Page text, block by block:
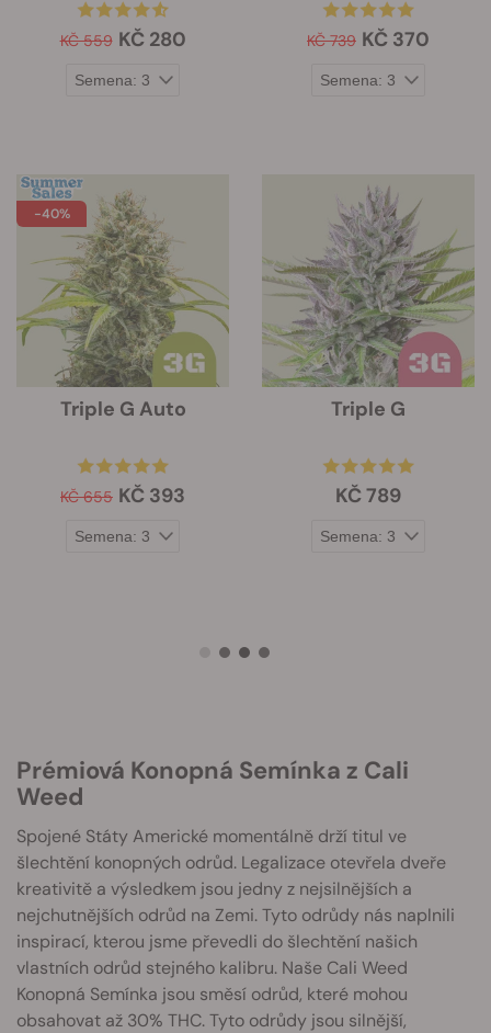
KČ 559 KČ 280 KČ 739 KČ 370
-40%
Triple G Auto
KČ 655 KČ 393
Triple G
KČ 789
Prémiová Konopná Semínka z Cali
Weed
Spojené Státy Americké momentálně drží titul ve
šlechtění konopných odrůd. Legalizace otevřela dveře
kreativitě a výsledkem jsou jedny z nejsilnějších a
nejchutnějších odrůd na Zemi. Tyto odrůdy nás naplnili
inspirací, kterou jsme převedli do šlechtění našich
vlastních odrůd stejného kalibru. Naše Cali Weed
Konopná Semínka jsou směsí odrůd, které mohou
obsahovat až 30% THC. Tyto odrůdy jsou silnější,